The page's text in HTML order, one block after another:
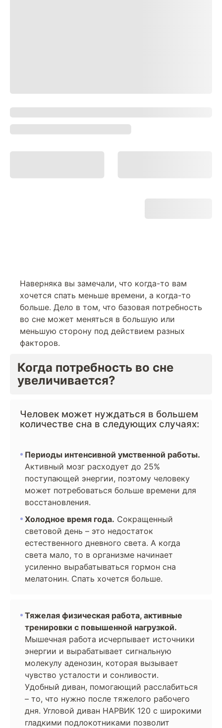
Наверняка вы замечали, что когда-то вам
хочется спать меньше времени, а когда-то
больше. Дело в том, что базовая потребность
во сне может меняться в большую или
меньшую сторону под действием разных
факторов.
Когда потребность во сне
увеличивается?
Человек может нуждаться в большем
количестве сна в следующих случаях:
Периоды интенсивной умственной работы.
Активный мозг расходует до 25%
поступающей энергии, поэтому человеку
может потребоваться больше времени для
восстановления.
Холодное время года. Сокращенный
световой день – это недостаток
естественного дневного света. А когда
света мало, то в организме начинает
усиленно вырабатываться гормон сна
мелатонин. Спать хочется больше.
Тяжелая физическая работа, активные
тренировки с повышенной нагрузкой.
Мышечная работа исчерпывает источники
энергии и вырабатывает сигнальную
молекулу аденозин, которая вызывает
чувство усталости и сонливости.
Удобный диван, помогающий расслабиться
– то, что нужно после тяжелого рабочего
дня. Угловой диван НАРВИК 120 с широкими
гладкими подлокотниками позволит